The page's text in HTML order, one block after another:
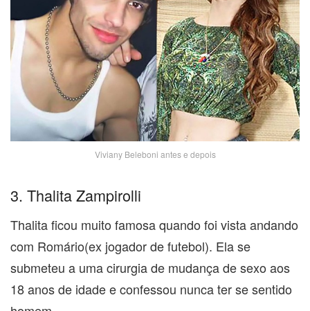
Viviany Beleboni antes e depois
3. Thalita Zampirolli
Thalita ficou muito famosa quando foi vista andando
com Romário(ex jogador de futebol). Ela se
submeteu a uma cirurgia de mudança de sexo aos
18 anos de idade e confessou nunca ter se sentido